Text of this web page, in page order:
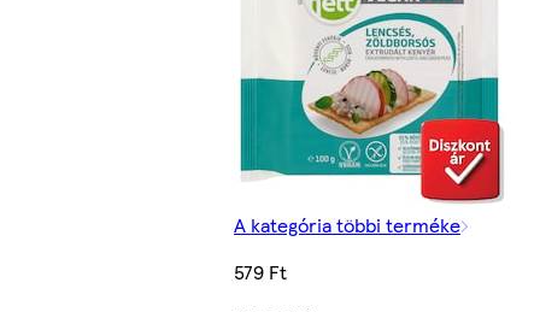
A kategória többi terméke
579 Ft